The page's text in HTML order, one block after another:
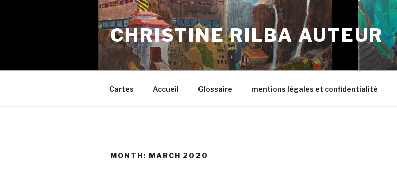
CHRISTINE RILBA AUTEUR
Cartes Accueil Glossaire mentions légales et confidentialité
MONTH: MARCH 2020